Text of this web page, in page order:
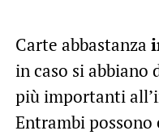
Carte abbastanza
in caso si abbiano
più importanti
Entrambi possono